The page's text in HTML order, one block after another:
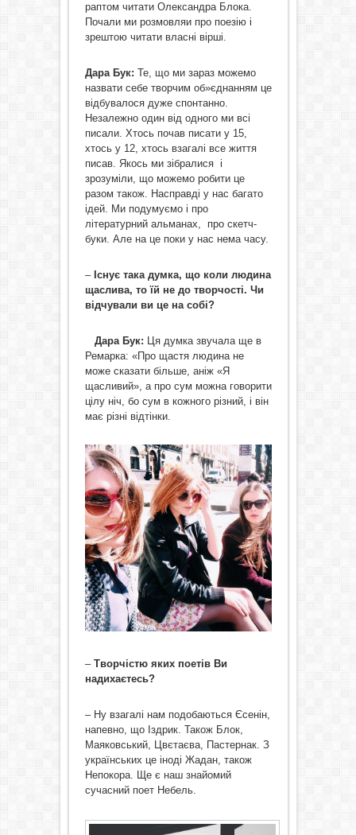
раптом читати Олександра Блока.
Почали ми розмовляи про поезію і
зрештою читати власні вірші.
Дара Бук: Те, що ми зараз можемо
назвати себе творчим об»єднанням це
відбувалося дуже спонтанно.
Незалежно один від одного ми всі
писали. Хтось почав писати у 15,
хтось у 12, хтось взагалі все життя
писав. Якось ми зібралися і
зрозуміли, що можемо робити це
разом також. Насправді у нас багато
ідей. Ми подумуємо і про
літературний альманах, про скетч-
буки. Але на це поки у нас нема часу.
– Існує така думка, що коли людина
щаслива, то їй не до творчості. Чи
відчували ви це на собі?
Дара Бук: Ця думка звучала ще в
Ремарка: «Про щастя людина не
може сказати більше, аніж «Я
щасливий», а про сум можна говорити
цілу ніч, бо сум в кожного різний, і він
має різні відтінки.
– Творчістю яких поетів Ви
надихаєтесь?
– Ну взагалі нам подобаються Єсенін,
напевно, що Іздрик. Також Блок,
Маяковський, Цвєтаєва, Пастернак. З
українських це іноді Жадан, також
Непокора. Ще є наш знайомий
сучасний поет Небель.